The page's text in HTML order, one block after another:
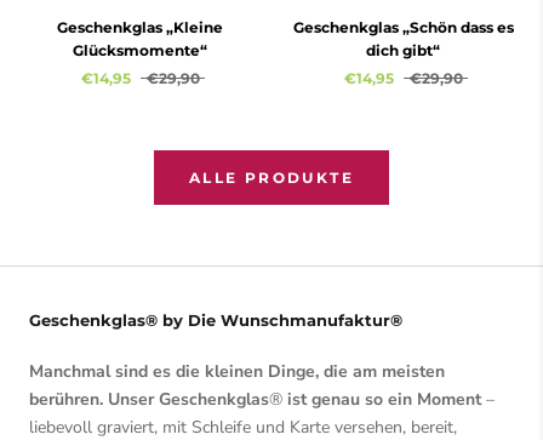
Geschenkglas „Kleine
Glücksmomente“
€14,95
€29,90
Geschenkglas „Schön dass es
dich gibt“
€14,95
€29,90
ALLE PRODUKTE
Geschenkglas® by Die Wunschmanufaktur®
Manchmal sind es die kleinen Dinge, die am meisten
berühren. Unser Geschenkglas® ist genau so ein Moment–
liebevoll graviert, mit Schleife und Karte versehen, bereit,